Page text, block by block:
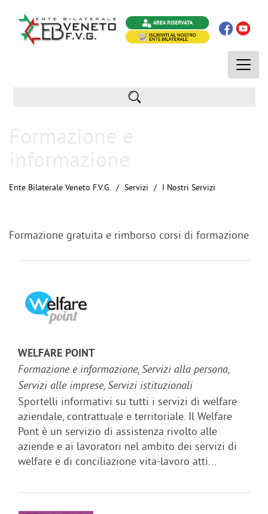
Toggle
Ente Bilaterale Veneto F.V.G. Servizi I Nostri Servizi
Formazione gratuita e rimborso corsi di formazione
WELFARE POINT
Formazione e informazione, Servizi alla persona,
Servizi alle imprese, Servizi istituzionali
Sportelli informativi su tutti i servizi di welfare
aziendale, contrattuale e territoriale. Il Welfare
Pont è un servizio di assistenza rivolto alle
aziende e ai lavoratori nel ambito dei servizi di
welfare e di conciliazione vita-lavoro atti...